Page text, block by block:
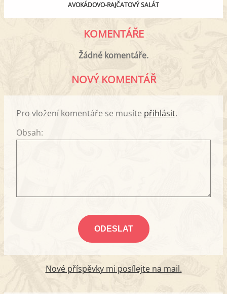
AVOKÁDOVO-RAJČATOVÝ SALÁT
KOMENTÁŘE
Žádné komentáře.
NOVÝ KOMENTÁŘ
Pro vložení komentáře se musíte přihlásit.
Obsah:
Nové příspěvky mi posílejte na mail.